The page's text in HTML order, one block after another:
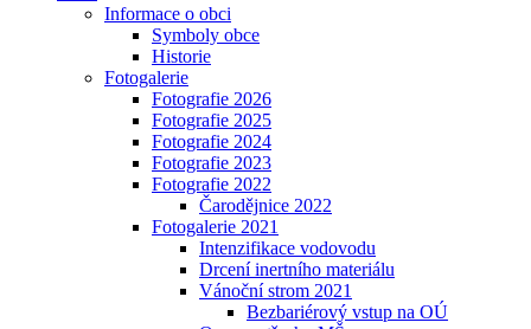
Informace o obci
Symboly obce
Historie
Fotogalerie
Fotografie 2026
Fotografie 2025
Fotografie 2024
Fotografie 2023
Fotografie 2022
Čarodějnice 2022
Fotogalerie 2021
Intenzifikace vodovodu
Drcení inertního materiálu
Vánoční strom 2021
Bezbariérový vstup na OÚ